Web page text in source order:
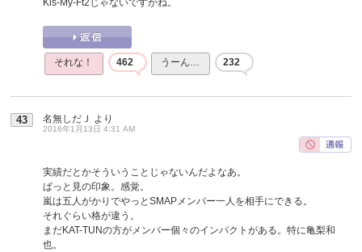
Kis-My-Ft2じゃないですかね。
それな！ 462 うーん… 232
43 名無しだＪ より
2016年1月13日 4:31 AM
実績だとかそういうことじゃないんだよなあ。
ぱっと見の印象。感覚。
嵐は五人がかりでやっとSMAPメンバー一人を相手にできる。
それぐらい格が違う。
まだKAT-TUNの方がメンバー個々のインパクトがある。特に亀梨和
也。